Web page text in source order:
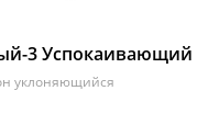
3 Успокаивающий
уклоняющийся